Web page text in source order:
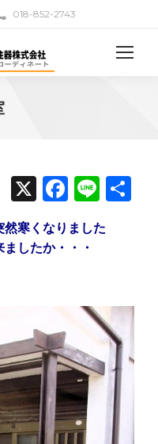
018-852-2743
X Line
寒くなりました
ましたか・・・